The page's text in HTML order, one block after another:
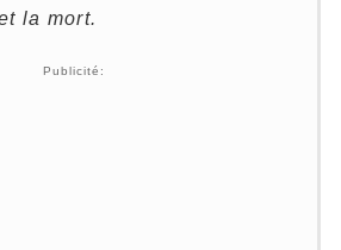
la mort.
Publicité: